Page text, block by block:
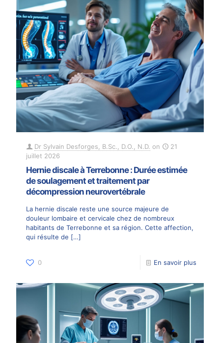
Dr Sylvain Desforges, B.Sc., D.O., N.D. on
21
juillet 2026
Hernie discale à Terrebonne : Durée estimée
de soulagement et traitement par
décompression neurovertébrale
La hernie discale reste une source majeure de
douleur lombaire et cervicale chez de nombreux
habitants de Terrebonne et sa région. Cette affection,
qui résulte de […]
0 En savoir plus